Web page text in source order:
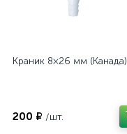
Краник 8×26 мм (Канада)
200 ₽ /шт.